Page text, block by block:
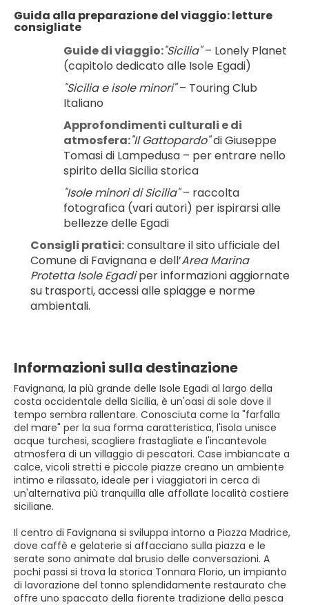
Guida alla preparazione del viaggio: letture
consigliate
Guide di viaggio:"Sicilia" – Lonely Planet
(capitolo dedicato alle Isole Egadi)
"Sicilia e isole minori" – Touring Club
Italiano
Approfondimenti culturali e di
atmosfera:"Il Gattopardo" di Giuseppe
Tomasi di Lampedusa – per entrare nello
spirito della Sicilia storica
"Isole minori di Sicilia" – raccolta
fotografica (vari autori) per ispirarsi alle
bellezze delle Egadi
Consigli pratici: consultare il sito ufficiale del
Comune di Favignana e dell’Area Marina
Protetta Isole Egadi per informazioni aggiornate
su trasporti, accessi alle spiagge e norme
ambientali.
Informazioni sulla destinazione
Favignana, la più grande delle Isole Egadi al largo della
costa occidentale della Sicilia, è un'oasi di sole dove il
tempo sembra rallentare. Conosciuta come la "farfalla
del mare" per la sua forma caratteristica, l'isola unisce
acque turchesi, scogliere frastagliate e l'incantevole
atmosfera di un villaggio di pescatori. Case imbiancate a
calce, vicoli stretti e piccole piazze creano un ambiente
intimo e rilassato, ideale per i viaggiatori in cerca di
un'alternativa più tranquilla alle affollate località costiere
siciliane.
Il centro di Favignana si sviluppa intorno a Piazza Madrice,
dove caffè e gelaterie si affacciano sulla piazza e le
serate sono animate dal brusio delle conversazioni. A
pochi passi si trova la storica Tonnara Florio, un impianto
di lavorazione del tonno splendidamente restaurato che
offre uno spaccato della fiorente tradizione della pesca